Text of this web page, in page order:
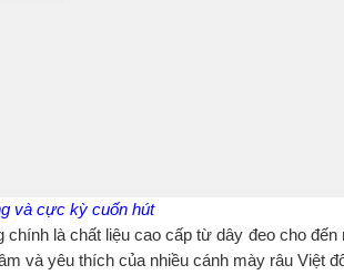
và cực kỳ cuốn hút
là chất liệu cao cấp từ dây đeo cho
và yêu thích của nhiều cánh mày râu Việt